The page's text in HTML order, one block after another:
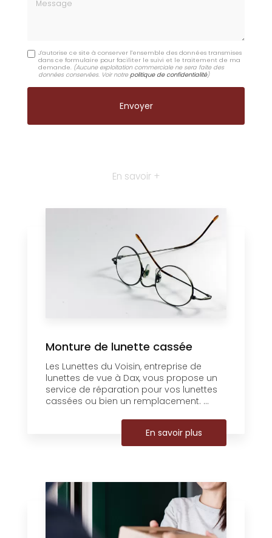
J'autorise ce site à conserver l'ensemble des données transmises
dans ce formulaire pour faciliter le suivi et le traitement de ma
demande. (Aucune exploitation commerciale ne sera faite des
données conservées. Voir notrepolitique de confidentialité)
En savoir +
Monture de lunette cassée
Les Lunettes du Voisin, entreprise de
lunettes de vue à Dax, vous propose un
service de réparation pour vos lunettes
cassées ou bien un remplacement. ...
En savoir plus